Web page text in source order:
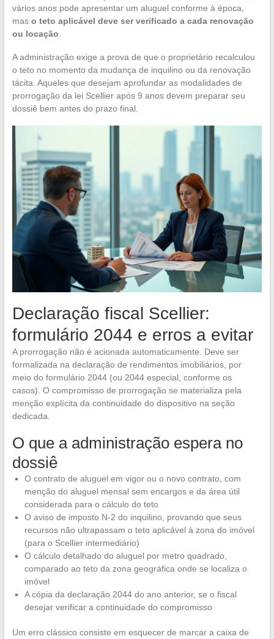
vários anos pode apresentar um aluguel conforme à época,
mas o teto aplicável deve ser verificado a cada renovação
ou locação
A administração exige a prova de que o proprietário recalculou
o teto no momento da mudança de inquilino ou da renovação
tácita. Aqueles que desejam aprofundar as modalidades de
prorrogação da lei Scellier após 9 anos devem preparar seu
dossiê bem antes do prazo final.
Declaração fiscal Scellier:
formulário 2044 e erros a evitar
A prorrogação não é acionada automaticamente. Deve ser
formalizada na declaração de rendimentos imobiliários, por
meio do formulário 2044 (ou 2044 especial, conforme os
casos). O compromisso de prorrogação se materializa pela
menção explícita da continuidade do dispositivo na seção
dedicada.
O que a administração espera no
dossiê
O contrato de aluguel em vigor ou o novo contrato, com
menção do aluguel mensal sem encargos e da área útil
considerada para o cálculo do teto
O aviso de imposto N-2 do inquilino, provando que seus
recursos não ultrapassam o teto aplicável à zona do imóvel
(para o Scellier intermediário)
O cálculo detalhado do aluguel por metro quadrado,
comparado ao teto da zona geográfica onde se localiza o
imóvel
A cópia da declaração 2044 do ano anterior, se o fiscal
desejar verificar a continuidade do compromisso
Um erro clássico consiste em esquecer de marcar a caixa de